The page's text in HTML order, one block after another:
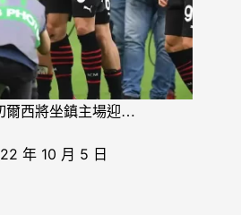
爾西將坐鎮主場迎…
年 10 月 5 日